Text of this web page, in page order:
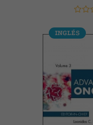
INGLÉS